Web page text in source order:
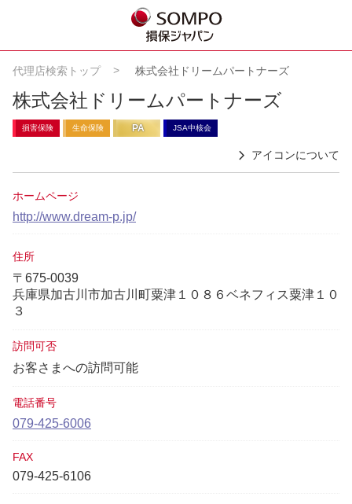
代理店検索トップ 株式会社ドリームパートナーズ
株式会社ドリームパートナーズ
損害保険 生命保険 PA JSA中核会
アイコンについて
ホームページ
http://www.dream-p.jp/
住所
〒675-0039
兵庫県加古川市加古川町粟津１０８６ベネフィス粟津１０
３
訪問可否
お客さまへの訪問可能
電話番号
079-425-6006
FAX
079-425-6106